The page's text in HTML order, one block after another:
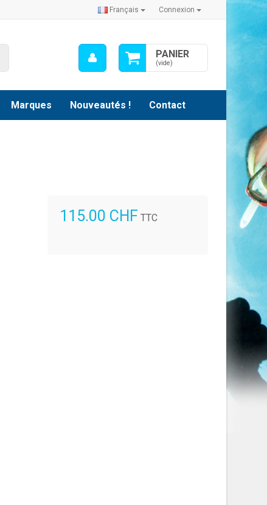
Connexion
Français
PANIER
(vide)
Mon
compte
Marques Nouveautés ! Contact
115.00 CHF TTC